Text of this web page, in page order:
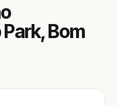
Bom